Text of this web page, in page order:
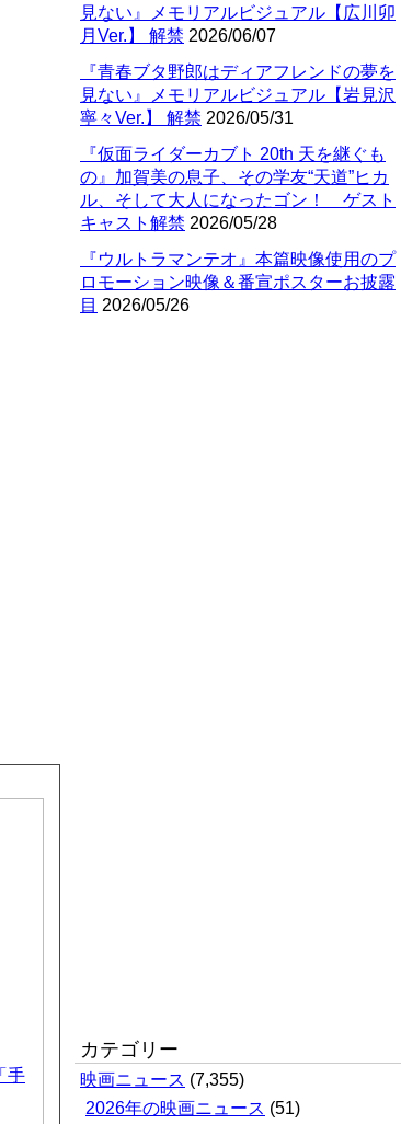
手
見ない』メモリアルビジュアル【広川卯
月Ver.】 解禁 2026/06/07
『青春ブタ野郎はディアフレンドの夢を
見ない』メモリアルビジュアル【岩見沢
寧々Ver.】 解禁 2026/05/31
『仮面ライダーカブト 20th 天を継ぐも
の』加賀美の息子、その学友“天道”ヒカ
ル、そして大人になったゴン！ ゲスト
キャスト解禁 2026/05/28
『ウルトラマンテオ』本篇映像使用のプ
ロモーション映像＆番宣ポスターお披露
目 2026/05/26
カテゴリー
映画ニュース (7,355)
2026年の映画ニュース (51)